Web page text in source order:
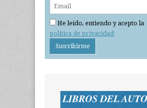
He leído, entiendo y acepto la
política de privacidad